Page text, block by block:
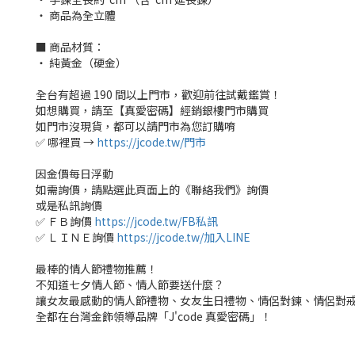
‧ 商品為全立體
■ 商品材質：
‧ 純黃金（硬金）
全台有超過 190 間以上門市，歡迎前往試戴鑑賞！
如想購買，請至【真愛密碼】經銷銀樓門市購買
如門市沒現貨，都可以請門市為您訂購唷
✅ 哪裡買 → https://jcode.tw/門市
因金價每日浮動
如需詢價，請點選此頁面上的《聯絡我們》詢價
或是私訊詢價
✅ ＦＢ詢價 https://jcode.tw/FB私訊
✅ ＬＩＮＥ詢價 https://jcode.tw/加入LINE
最棒的情人節禮物推薦！
不知道七夕情人節、情人節要送什麼？
讓女友最感動的情人節禮物、女友生日禮物、情侶對鍊、情侶對
全都在台灣金飾領導品牌「J'code 真愛密碼」！